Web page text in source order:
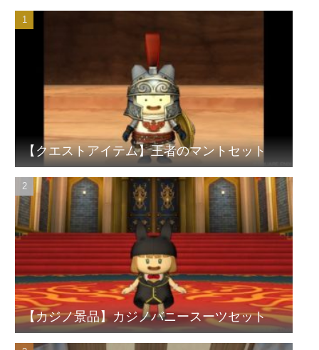
【クエストアイテム】王者のマントセット
【カジノ景品】カジノバニースーツセット